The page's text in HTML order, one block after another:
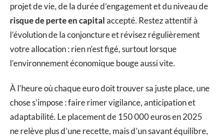
projet de vie, de la durée d’engagement et du niveau de
risque de perte en capitalaccepté. Restez attentif à
l’évolution de la conjoncture et révisez régulièrement
votre allocation : rien n’est figé, surtout lorsque
l’environnement économique bouge aussi vite.
À l’heure où chaque euro doit trouver sa juste place, une
chose s’impose : faire rimer vigilance, anticipation et
adaptabilité. Le placement de 150 000 euros en 2025
ne relève plus d’une recette, mais d’un savant équilibre,